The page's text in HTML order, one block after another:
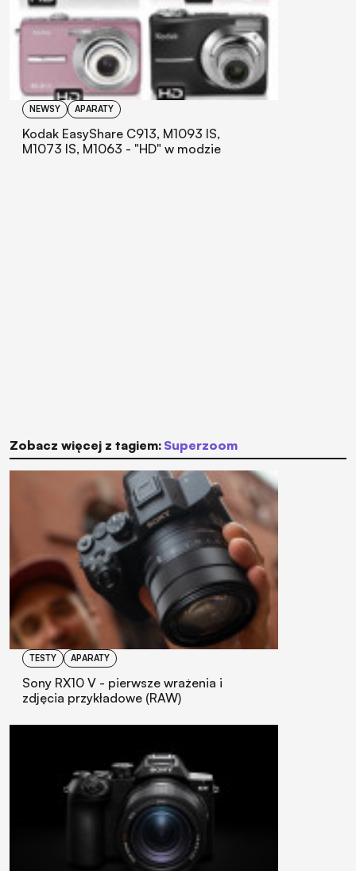
NEWSY APARATY
Kodak EasyShare C913, M1093 IS,
M1073 IS, M1063 - "HD" w modzie
Zobacz więcej z tagiem: superzoom
TESTY APARATY
Sony RX10 V - pierwsze wrażenia i
zdjęcia przykładowe (RAW)